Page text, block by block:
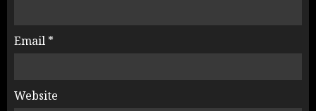
Email *
Website